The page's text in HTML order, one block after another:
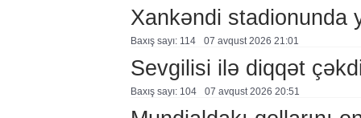
Xankəndi stadionunda
Baxış sayı: 114 07 avqust 2026 21:01
Sevgilisi ilə diqqət
Baxış sayı: 104 07 avqust 2026 20:51